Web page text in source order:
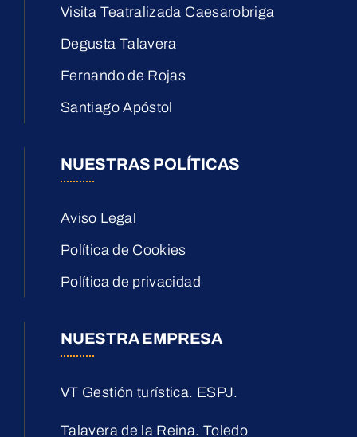
Visita Teatralizada Caesarobriga
Degusta Talavera
Fernando de Rojas
Santiago Apóstol
NUESTRAS POLÍTICAS
Aviso Legal
Política de Cookies
Política de privacidad
NUESTRA EMPRESA
VT Gestión turística. ESPJ.
Talavera de la Reina. Toledo